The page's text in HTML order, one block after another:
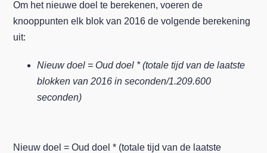
Om het nieuwe doel te berekenen, voeren de
knooppunten elk blok van 2016 de volgende berekening
uit:
Nieuw doel = Oud doel * (totale tijd van de laatste
blokken van 2016 in seconden/1.209.600
seconden)
Nieuw doel = Oud doel * (totale tijd van de laatste